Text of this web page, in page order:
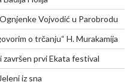
Vojvodić u Parobrodu
o trčanju“ H. Murakamija
završen prvi Ekata festival
iz sna